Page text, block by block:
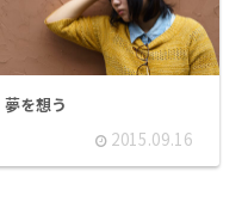
夢を想う
2015.09.16